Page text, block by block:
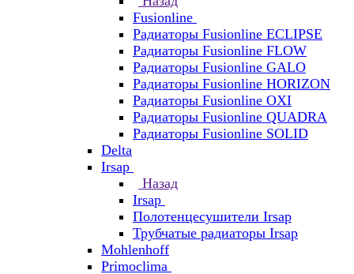
Fusionline
Радиаторы Fusionline ECLIPSE
Радиаторы Fusionline FLOW
Радиаторы Fusionline GALO
Радиаторы Fusionline HORIZON
Радиаторы Fusionline OXI
Радиаторы Fusionline QUADRA
Радиаторы Fusionline SOLID
Delta
Irsap
Назад
Irsap
Полотенцесушители Irsap
Трубчатые радиаторы Irsap
Mohlenhoff
Primoclima